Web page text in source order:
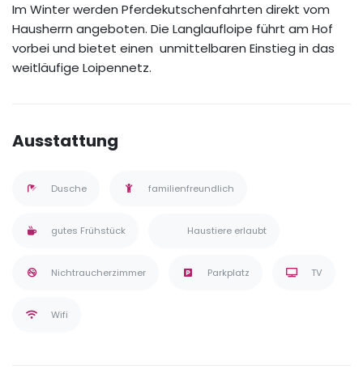
Im Winter werden Pferdekutschenfahrten direkt vom
Hausherrn angeboten. Die Langlaufloipe führt am Hof
vorbei und bietet einen unmittelbaren Einstieg in das
weitläufige Loipennetz.
Ausstattung
Dusche familienfreundlich
gutes Frühstück Haustiere erlaubt
Nichtraucherzimmer Parkplatz TV
Wifi